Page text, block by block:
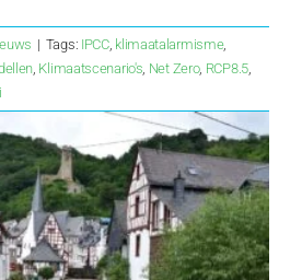
| Tags: IPCC, klimaatalarmisme,
, Klimaatscenario's, Net Zero, RCP8.5,